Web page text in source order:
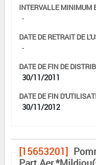
INTERVALLE MINIMUM
-
DATE DE RETRAIT DE
-
DATE DE FIN DE
30/11/2011
DATE DE FIN
30/11/2012
[15653201]